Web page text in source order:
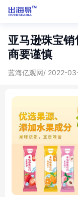
亚马逊珠宝
商要谨慎
蓝海亿观网/ 2022-